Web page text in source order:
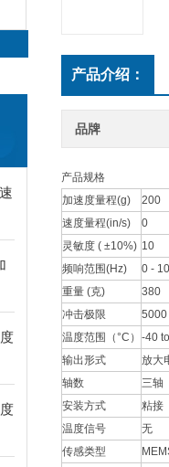
产品介绍：
品牌
产品规格
加速度量程(g)
200
速度量程(in/s)
0
灵敏度 ( ±10%) 10
频响范围(Hz)
0 -
重量 (克)
380
冲击极限
5000
温度范围（°C） -40
输出形式
放大
轴数
三轴
安装方式
粘接
温度信号
无
传感类型